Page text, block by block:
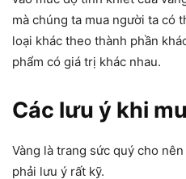
mà chúng ta mua người ta có
loại khác theo thành phần
phẩm có giá trị khác nhau.
Các lưu ý khi
Vàng là trang sức quý cho
phải lưu ý rất kỹ.